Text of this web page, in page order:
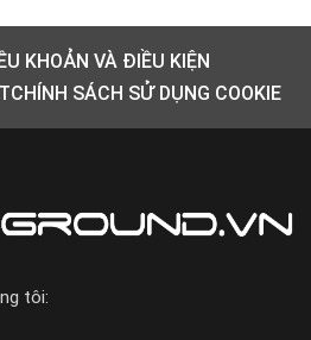
KHOẢN VÀ ĐIỀU KIỆN
CHÍNH SÁCH SỬ DỤNG COOKIE
tôi: